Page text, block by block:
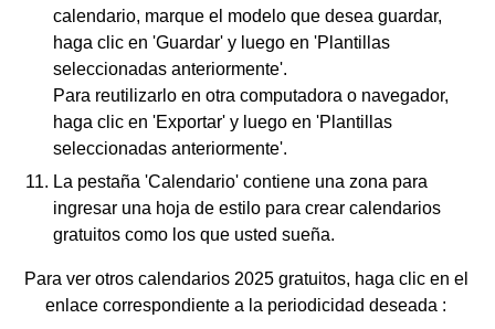
calendario, marque el modelo que desea guardar,
haga clic en 'Guardar' y luego en 'Plantillas
seleccionadas anteriormente'.
Para reutilizarlo en otra computadora o navegador,
haga clic en 'Exportar' y luego en 'Plantillas
seleccionadas anteriormente'.
La pestaña 'Calendario' contiene una zona para
ingresar una hoja de estilo para crear calendarios
gratuitos como los que usted sueña.
Para ver otros calendarios 2025 gratuitos, haga clic en el
enlace correspondiente a la periodicidad deseada :